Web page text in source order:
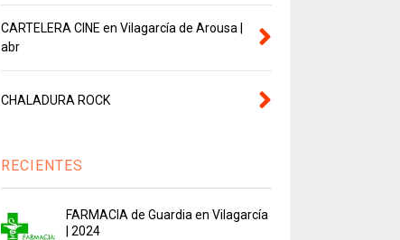
CARTELERA CINE en Vilagarcía de Arousa |
abr
CHALADURA ROCK
RECIENTES
FARMACIA de Guardia en Vilagarcía
| 2024